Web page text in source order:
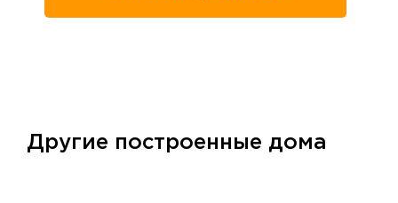
Другие построенные дома